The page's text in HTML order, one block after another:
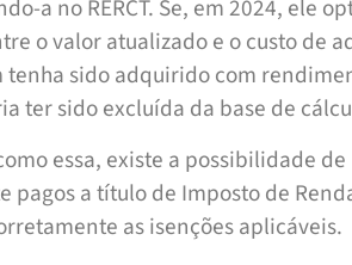
a no RERCT. Se, em 2024, ele
o valor atualizado e o custo de
tenha sido adquirido com
ter sido excluída da base de
essa, existe a possibilidade
pagos a título de Imposto de
as isenções aplicáveis.